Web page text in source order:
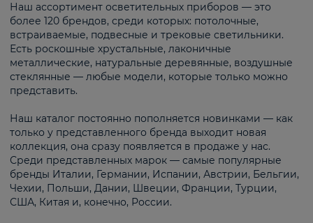
Наш ассортимент осветительных приборов — это
более 120 брендов, среди которых: потолочные,
встраиваемые, подвесные и трековые светильники.
Есть роскошные хрустальные, лаконичные
металлические, натуральные деревянные, воздушные
стеклянные — любые модели, которые только можно
представить.
Наш каталог постоянно пополняется новинками — как
только у представленного бренда выходит новая
коллекция, она сразу появляется в продаже у нас.
Среди представленных марок — самые популярные
бренды Италии, Германии, Испании, Австрии, Бельгии,
Чехии, Польши, Дании, Швеции, Франции, Турции,
США, Китая и, конечно, России.